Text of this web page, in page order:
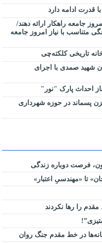
قدرت ادامه دارد
جامعه راهکار ارائه دهند/
متناسب با نیاز امروز جامعه
تاریخی کلکته‌چی
شهید صمدی با اجرای
احداث پارک "نور"
مکانیزه ۷ هزار و ۸۰۰ مخزن پسماند در حوزه شهرداری
فرصت دوباره زندگی
تا «مهندسیِ اعتبار»
در خط مقدم جنگ روان